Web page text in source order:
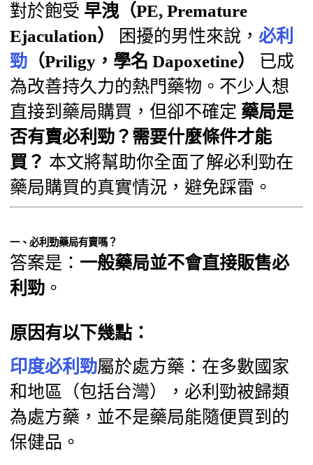
對於飽受 早洩（PE, Premature
Ejaculation）
困擾的男性來說，必利
勁 （Priligy，學名 Dapoxetine）
已成
為改善持久力的熱門藥物。不少人想
直接到藥局購買，但卻不確定 藥局是
否有賣必利勁？需要什麼條件才能
買？ 本文將幫助你全面了解必利勁在
藥局購買的真實情況，避免踩雷。
一、必利勁藥局有賣嗎？
答案是： 一般藥局並不會直接販售必
利勁 。
原因有以下幾點：
印度必利勁屬於處方藥：在多數國家
和地區（包括台灣），必利勁被歸類
為處方藥，並不是藥局能隨便買到的
保健品。